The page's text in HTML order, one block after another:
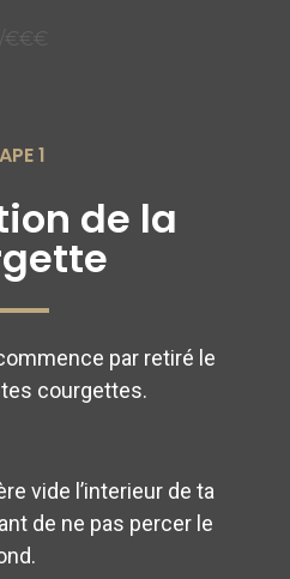
1
de la
par retiré le
courgettes.
vide l’interieur de ta
de ne pas percer le